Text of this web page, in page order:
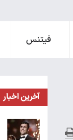
فیتنس
آخرین اخبار